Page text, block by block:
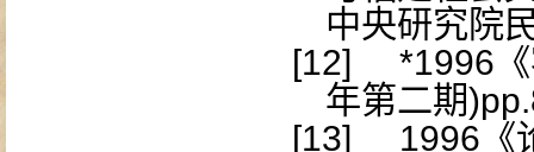
中央研究院
[12]
*1996
年第二期
[13]
1996